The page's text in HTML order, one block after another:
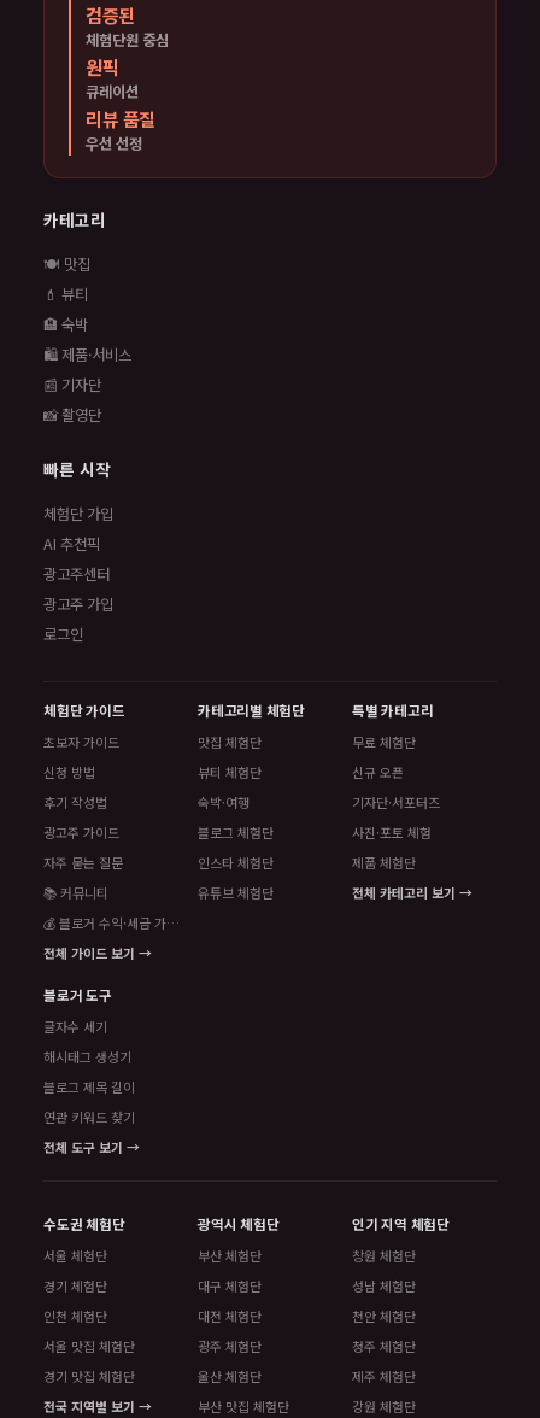
검증된
체험단원 중심
원픽
큐레이션
리뷰 품질
우선 선정
카테고리
🍽️ 맛집
💄 뷰티
🏨 숙박
🛍️ 제품·서비스
📰 기자단
📸 촬영단
빠른 시작
체험단 가입
AI 추천픽
광고주센터
광고주 가입
로그인
체험단 가이드
초보자 가이드
신청 방법
후기 작성법
광고주 가이드
자주 묻는 질문
📚 커뮤니티
💰 블로거 수익·세금 가이드
전체 가이드 보기 →
카테고리별 체험단
맛집 체험단
뷰티 체험단
숙박·여행
블로그 체험단
인스타 체험단
유튜브 체험단
특별 카테고리
무료 체험단
신규 오픈
기자단·서포터즈
사진·포토 체험
제품 체험단
전체 카테고리 보기 →
블로거 도구
글자수 세기
해시태그 생성기
블로그 제목 길이
연관 키워드 찾기
전체 도구 보기 →
수도권 체험단
서울 체험단
경기 체험단
인천 체험단
서울 맛집 체험단
경기 맛집 체험단
전국 지역별 보기 →
광역시 체험단
부산 체험단
대구 체험단
대전 체험단
광주 체험단
울산 체험단
부산 맛집 체험단
인기 지역 체험단
창원 체험단
성남 체험단
천안 체험단
청주 체험단
제주 체험단
강원 체험단